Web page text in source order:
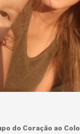
do Coração ao Colo